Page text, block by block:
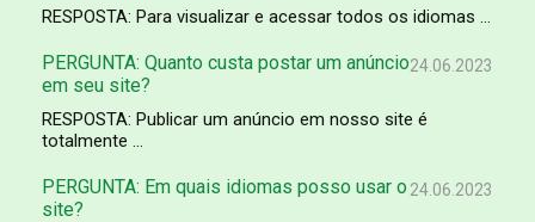
RESPOSTA: Para visualizar e acessar todos os idiomas ...
24.06.2023
PERGUNTA: Quanto custa postar um anúncio
em seu site?
RESPOSTA: Publicar um anúncio em nosso site é
totalmente ...
24.06.2023
PERGUNTA: Em quais idiomas posso usar o
site?